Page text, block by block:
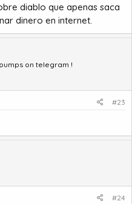
diablo que apenas saca
dinero en internet.
on telegram !
#23
#24